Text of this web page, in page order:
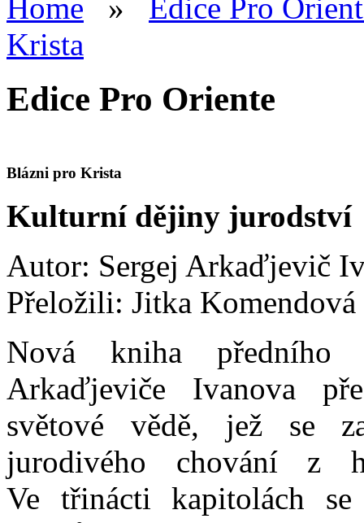
Home » Edice Pro
Krista
Edice Pro Oriente
Blázni pro Krista
Kulturní dějiny jurodství
Autor: Sergej Arkaďjevič
Přeložili: Jitka
Nová kniha předního
Arkaďjeviče Ivanova
světové vědě, jež se
jurodivého chování z
Ve třinácti kapitolách